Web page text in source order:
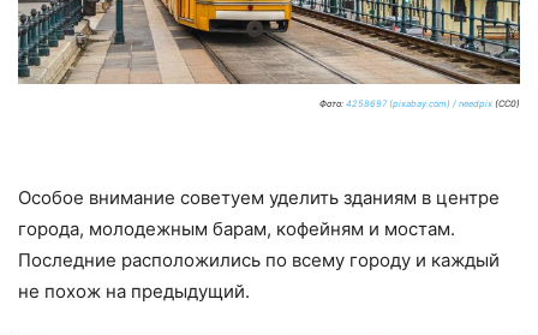
Фото: 4258697 (pixabay.com) / needpix (CC0)
Особое внимание советуем уделить зданиям в центре
города, молодежным барам, кофейням и мостам.
Последние расположились по всему городу и каждый
не похож на предыдущий.